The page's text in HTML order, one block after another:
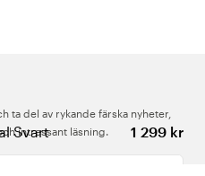
Svart 1 299 kr
ta del av rykande färska nyheter,
intressant läsning.